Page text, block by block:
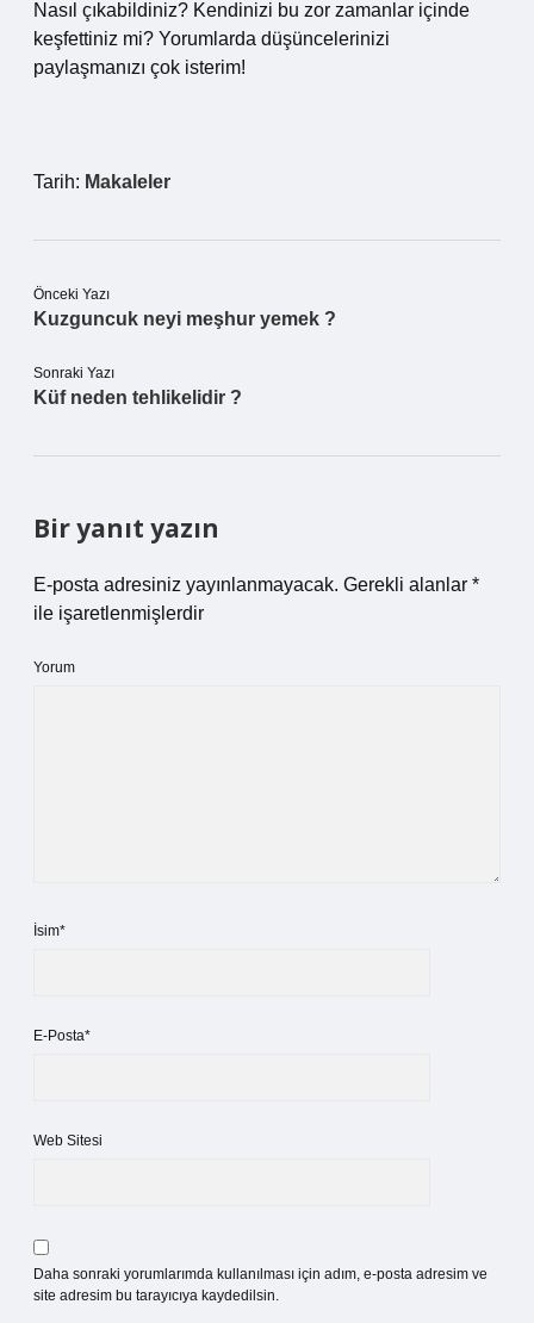
Nasıl çıkabildiniz? Kendinizi bu zor zamanlar içinde
keşfettiniz mi? Yorumlarda düşüncelerinizi
paylaşmanızı çok isterim!
Tarih: Makaleler
Önceki Yazı
Kuzguncuk neyi meşhur yemek ?
Sonraki Yazı
Küf neden tehlikelidir ?
Bir yanıt yazın
E-posta adresiniz yayınlanmayacak. Gerekli alanlar *
ile işaretlenmişlerdir
Yorum
İsim*
E-Posta*
Web Sitesi
Daha sonraki yorumlarımda kullanılması için adım, e-posta adresim ve
site adresim bu tarayıcıya kaydedilsin.